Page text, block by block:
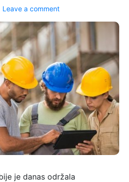
Leave a comment
je danas održala